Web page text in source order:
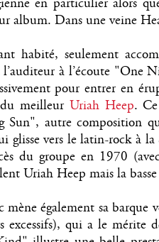
album. Dans une veine
habité, seulement
à l’écoute "One
pour entrer en
meilleur Uriah Heep.
Sun", autre composition
glisse vers le latin-rock à
du groupe en 1970
Uriah Heep mais la
mène également sa barque
excessifs), qui a le mérite